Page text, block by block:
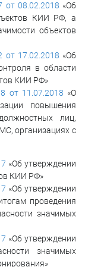
от 08.02.2018 «Об
КИИ РФ, а
объектов
от 17.02.2018 «Об
в области
КИИ РФ»
от 11.07.2018 «О
повышения
лиц,
организациях с
«Об утверждении
КИИ РФ»
«Об утверждении
проведения
значимых
«Об утверждении
значимых